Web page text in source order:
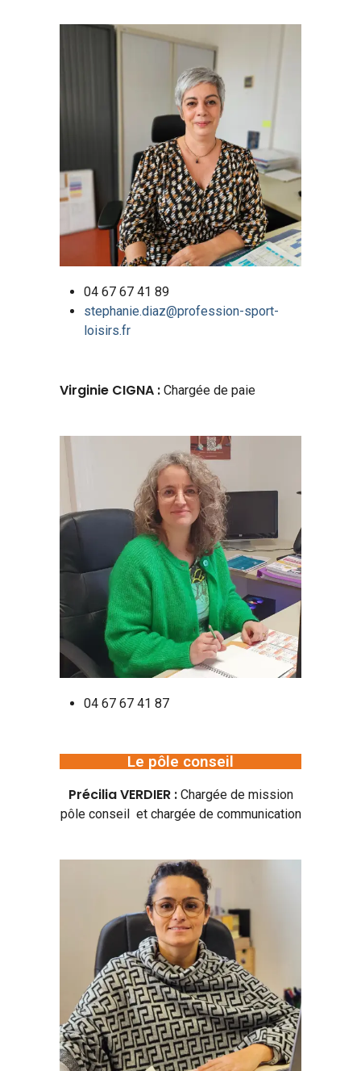
04 67 67 41 89
stephanie.diaz@profession-sport-
loisirs.fr
Virginie CIGNA : Chargée de paie
04 67 67 41 87
Le pôle conseil
Précilia VERDIER : Chargée de mission
pôle conseil et chargée de communication